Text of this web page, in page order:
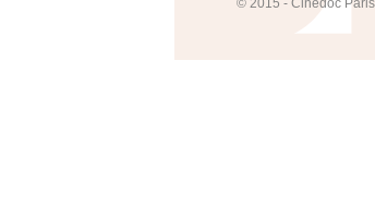
© 2015 - Cinédoc